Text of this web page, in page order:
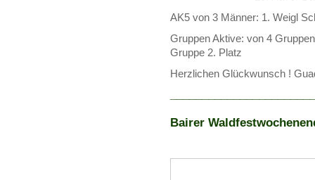
AK5 von 3 Männer: 1. Weigl
Gruppen Aktive: von 4
Gruppe 2. Platz
Herzlichen Glückwunsch !
Bairer